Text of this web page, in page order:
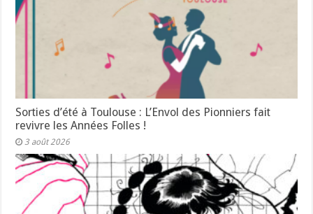
Sorties d’été à Toulouse : L’Envol des Pionniers fait
revivre les Années Folles !
3 août 2026